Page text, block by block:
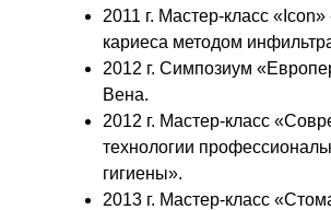
2011 г. Мастер-класс
кариеса методом
2012 г. Симпозиум
Вена.
2012 г. Мастер-класс
технологии
гигиены».
2013 г. Мастер-класс